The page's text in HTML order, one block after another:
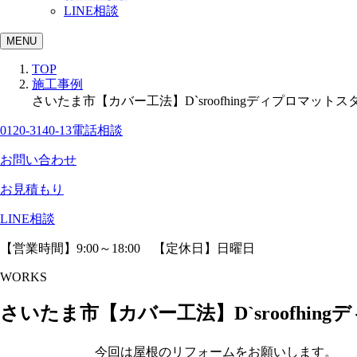
LINE相談
MENU
TOP
施工事例
さいたま市【カバー工法】D`sroofhingディプロマットス
0120-3140-13電話相談
お問い合わせ
お見積もり
LINE相談
【営業時間】9:00～18:00 【定休日】日曜日
WORKS
さいたま市【カバー工法】D`sroofhing
今回は屋根のリフォームをお願いします。